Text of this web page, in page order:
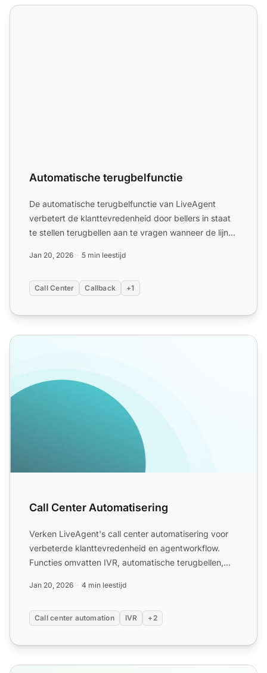
Automatische terugbelfunctie
Automatische terugbelfunctie
De automatische terugbelfunctie van LiveAgent
verbetert de klanttevredenheid door bellers in staat
te stellen terugbellen aan te vragen wanneer de lijnen
Jan 20, 2026 5 min leestijd
Call Center Callback +1
Call Center Automatisering
Call Center Automatisering
Verken LiveAgent's call center automatisering voor
verbeterde klanttevredenheid en agentworkflow.
Functies omvatten IVR, automatische terugbellen,
Jan 20, 2026 4 min leestijd
Call center automation IVR +2